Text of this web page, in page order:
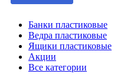
Банки пластиковые
Ведра пластиковые
Ящики пластиковые
Акции
Все категории